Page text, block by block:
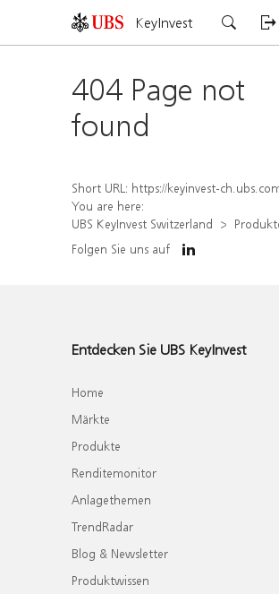
KeyInvest
404 Page not
found
Short URL: https://keyinvest-ch.ubs.com/produkt/detail/index/isin/
You are here:
UBS KeyInvest Switzerland
Folgen Sie uns auf
Entdecken Sie UBS KeyInvest
Home
Märkte
Produkte
Renditemonitor
Anlagethemen
TrendRadar
Blog & Newsletter
Produktwissen